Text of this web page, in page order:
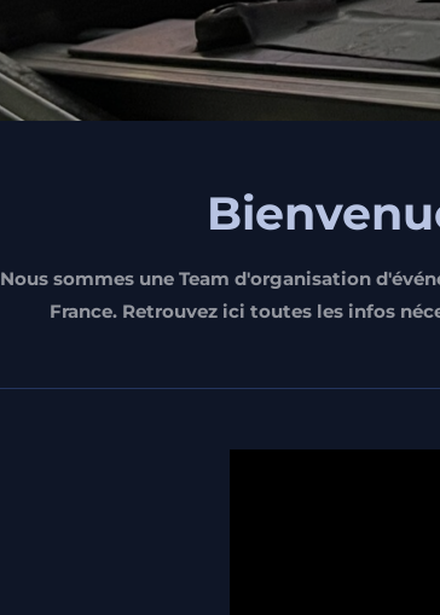
Nous sommes une Team d'organisation
France. Retrouvez ici toutes les infos